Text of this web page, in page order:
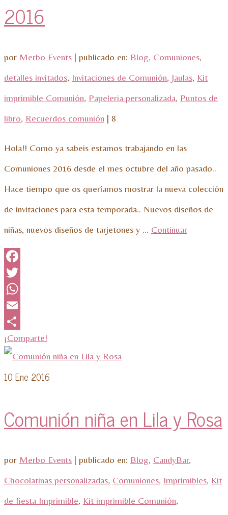
2016
por Merbo Events | publicado en: Blog, Comuniones,
detalles invitados, Invitaciones de Comunión, Jaulas, Kit
imprimible Comunión, Papeleria personalizada, Puntos de
libro, Recuerdos comunión | 8
Hola!! Como ya sabeis estamos trabajando en las
Comuniones 2016 desde el mes octubre del año pasado..
Hace tiempo que os queríamos mostrar la nueva colección
de invitaciones para esta temporada.. Nuevos diseños de
niñas, nuevos diseños de tarjetones y … Continuar
Facebook
Twitter
WhatsApp
Email
¡Comparte!
10 Ene 2016
Comunión niña en Lila y Rosa
por Merbo Events | publicado en: Blog, CandyBar,
Chocolatinas personalizadas, Comuniones, Imprimibles, Kit
de fiesta Imprimible, Kit imprimible Comunión,